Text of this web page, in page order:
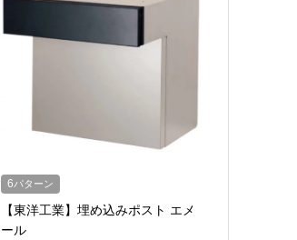
6パターン
【東洋工業】埋め込みポスト エメ
ール